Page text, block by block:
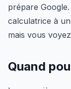
prépare
calculatrice à
mais vous
Quand